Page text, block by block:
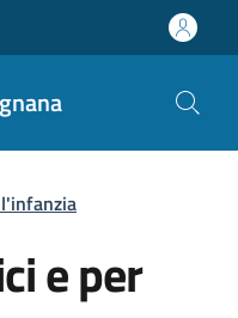
e per